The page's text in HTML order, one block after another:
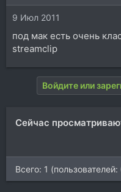
9 Июл 2011
под мак есть очень
streamclip
Войдите или
Сейчас
Всего: 1 (пользователей: